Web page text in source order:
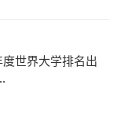
世界大学排名出